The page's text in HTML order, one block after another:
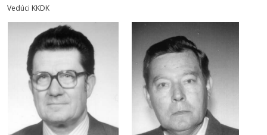
Vedúci KKDK